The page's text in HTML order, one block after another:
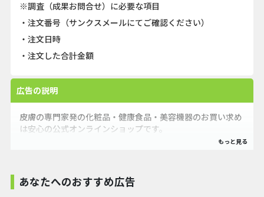
※調査（成果お問合せ）に必要な項目
・注文番号（サンクスメールにてご確認ください）
・注文日時
・注文した合計金額
広告の説明
皮膚の専門家発の化粧品・健康食品・美容機器のお買い求め
は安心の公式オンラインショップです。
公式オンラインショップ限定の特別なキャンペーンやプレゼ
あなたへのおすすめ広告